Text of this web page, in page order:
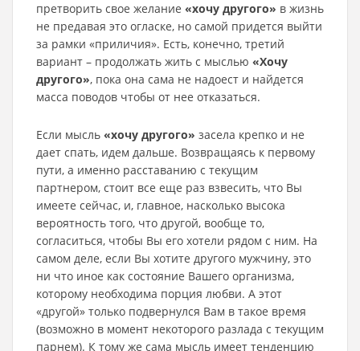
претворить свое желание «хочу другого» в жизнь
не предавая это огласке, но самой придется выйти
за рамки «приличия». Есть, конечно, третий
вариант – продолжать жить с мыслью «Хочу
другого», пока она сама не надоест и найдется
масса поводов чтобы от нее отказаться.
Если мысль «хочу другого» засела крепко и не
дает спать, идем дальше. Возвращаясь к первому
пути, а именно расставанию с текущим
партнером, стоит все еще раз взвесить, что Вы
имеете сейчас, и, главное, насколько высока
вероятность того, что другой, вообще то,
согласиться, чтобы Вы его хотели рядом с ним. На
самом деле, если Вы хотите другого мужчину, это
ни что иное как состояние Вашего организма,
которому необходима порция любви. А этот
«другой» только подвернулся Вам в такое время
(возможно в момент некоторого разлада с текущим
парнем). К тому же сама мысль имеет тенденцию